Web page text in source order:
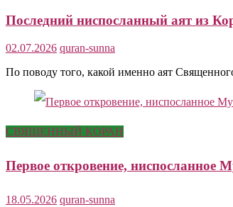
Последний ниспосланный аят из
02.07.2026 quran-sunna
По поводу того, какой именно аят
СВЯЩЕННЫЙ КОРАН
18.05.2026 quran-sunna